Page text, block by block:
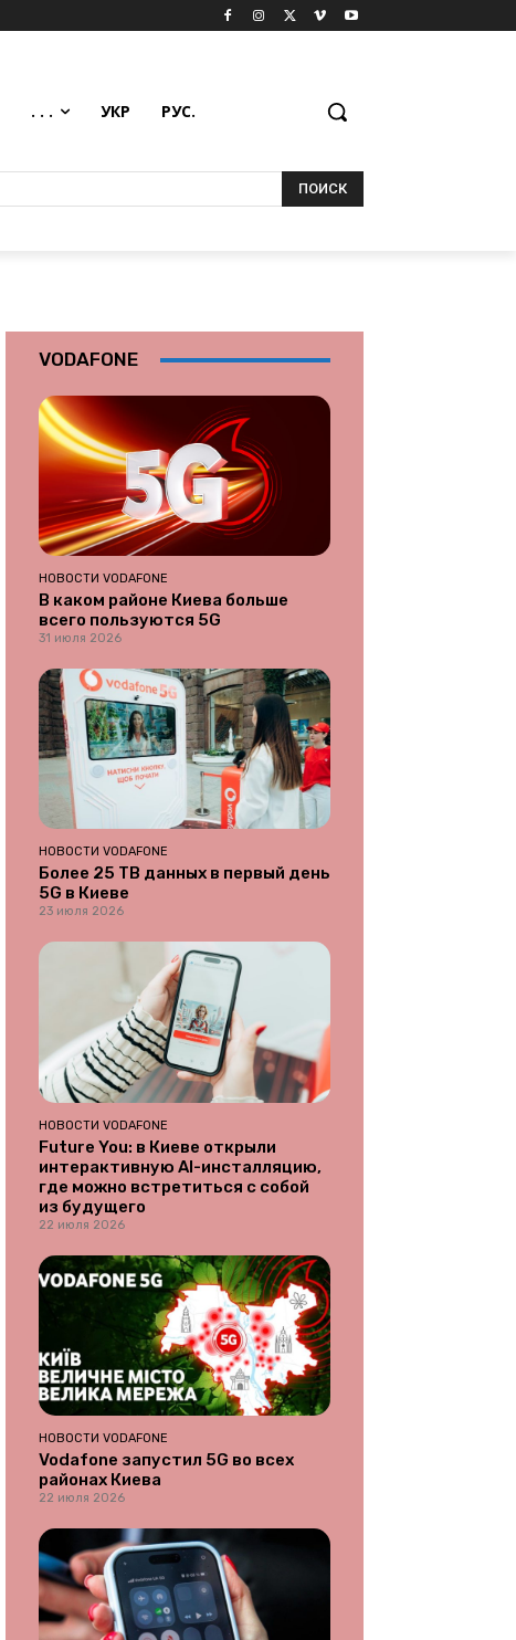
. . . УКР РУС.
ПОИСК
VODAFONE
НОВОСТИ VODAFONE
В каком районе Киева больше
всего пользуются 5G
31 июля 2026
НОВОСТИ VODAFONE
Более 25 ТВ данных в первый день
5G в Киеве
23 июля 2026
НОВОСТИ VODAFONE
Future You: в Киеве открыли
интерактивную AI-инсталляцию,
где можно встретиться с собой
из будущего
22 июля 2026
НОВОСТИ VODAFONE
Vodafone запустил 5G во всех
районах Киева
22 июля 2026